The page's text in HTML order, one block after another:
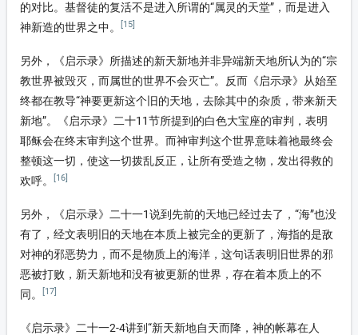
的对比。基督徒的复活不是进入所谓的“属灵的天堂”，而是进入
神新造的世界之中。
[15]
另外，《启示录》所描述的新天新地并非异端新天地所认为的“宗
教世界被毁灭，而属世的世界不会灭亡”。反而《启示录》从始至
终都在教导“神要更新这个旧的天地，去除其中的杂质，带来新天
新地”。《启示录》二十11节所提到的白色大宝座的审判，表明
耶稣会在终末审判这个世界。而神审判这个世界意味着祂最终会
整顿这一切，使这一切拨乱反正，让所有受造之物，发出得救的
欢呼。
[16]
另外，《启示录》二十一1说到先前的天地已经过去了，“海”也没
有了，经文表明旧的天地在本质上被完全的更新了，海指的是敌
对神的邪恶势力，而不是物质上的海洋，这句话表明旧世界的邪
恶被打败，新天新地和没有被更新的世界，存在着本质上的不
同。
[17]
《启示录》二十一2-4讲到“新天新地自天而降，神的帐幕在人